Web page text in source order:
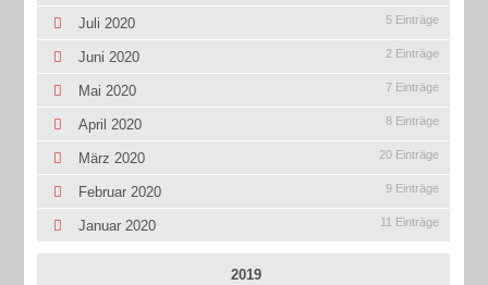
Juli 2020 5 Einträge
Juni 2020 2 Einträge
Mai 2020 7 Einträge
April 2020 8 Einträge
März 2020 20 Einträge
Februar 2020 9 Einträge
Januar 2020 11 Einträge
2019